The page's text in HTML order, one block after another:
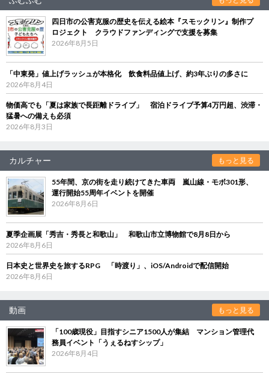
四日市の公害克服の歴史を伝える絵本『スモックリン』制作プ
ロジェクト クラウドファンディングで支援を募集
2026年8月5日
「中東発」値上げラッシュが本格化 飲食料品値上げ、約3年ぶりの多さに
2026年8月4日
物価高でも「夏は家族で長距離ドライブ」 宿泊ドライブ予算4万円超、渋滞・
猛暑への備えも必須
2026年8月3日
カルチャー もっと見る
55年間、京の街を走り続けてきた車両 嵐山線・モボ301形、
運行開始55周年イベントを開催
2026年8月6日
夏季企画展「秀吉・秀長と和歌山」 和歌山市立博物館で8月8日から
2026年8月6日
日本史と世界史を旅するRPG 「時渡り」、iOS/Androidで配信開始
2026年8月6日
動画 もっと見る
「100歳現役」目指すシニア1500人が集結 マンション管理代
務員イベント「うぇるねすシップ」
2026年8月4日